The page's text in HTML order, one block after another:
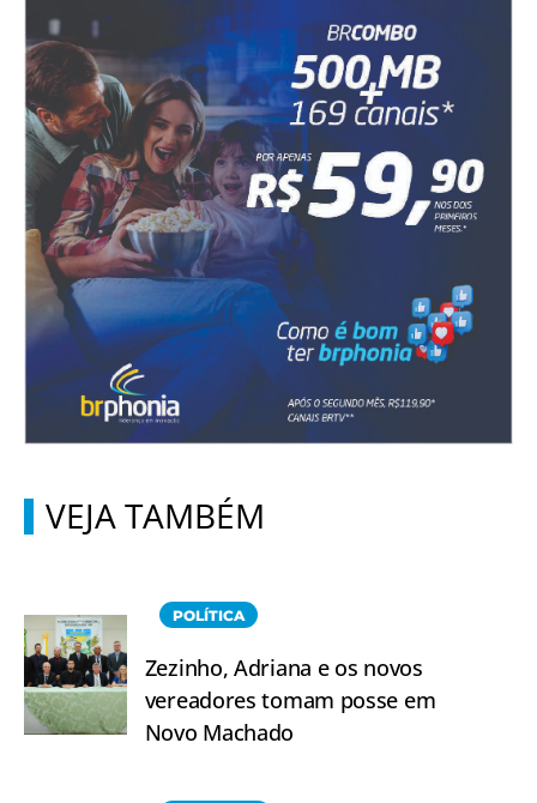
VEJA TAMBÉM
POLÍTICA
Zezinho, Adriana e os novos
vereadores tomam posse em
Novo Machado